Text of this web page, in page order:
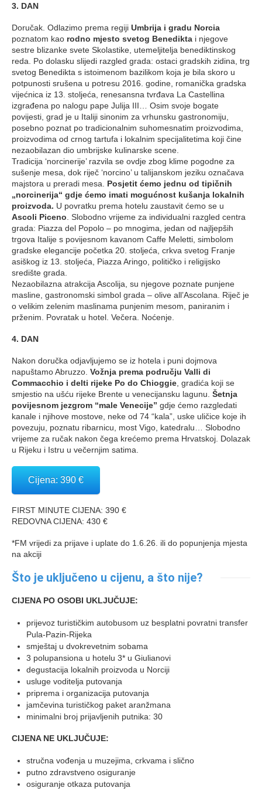
3. DAN
Doručak. Odlazimo prema regiji Umbrija i gradu Norcia
poznatom kao rodno mjesto svetog Benedikta i njegove
sestre blizanke svete Skolastike, utemeljitelja benediktinskog
reda. Po dolasku slijedi razgled grada: ostaci gradskih zidina, trg
svetog Benedikta s istoimenom bazilikom koja je bila skoro u
potpunosti srušena u potresu 2016. godine, romanička gradska
vijećnica iz 13. stoljeća, renesansna tvrđava La Castellina
izgrađena po nalogu pape Julija III… Osim svoje bogate
povijesti, grad je u Italiji sinonim za vrhunsku gastronomiju,
posebno poznat po tradicionalnim suhomesnatim proizvodima,
proizvodima od crnog tartufa i lokalnim specijalitetima koji čine
nezaobilazan dio umbrijske kulinarske scene.
Tradicija ‘norcinerije’ razvila se ovdje zbog klime pogodne za
sušenje mesa, dok riječ ‘norcino’ u talijanskom jeziku označava
majstora u preradi mesa. Posjetit ćemo jednu od tipičnih
„norcinerija“ gdje ćemo imati mogućnost kušanja lokalnih
proizvoda. U povratku prema hotelu zaustavit ćemo se u
Ascoli Piceno. Slobodno vrijeme za individualni razgled centra
grada: Piazza del Popolo – po mnogima, jedan od najljepših
trgova Italije s povijesnom kavanom Caffe Meletti, simbolom
gradske elegancije početka 20. stoljeća, crkva svetog Franje
asiškog iz 13. stoljeća, Piazza Aringo, političko i religijsko
središte grada.
Nezaobilazna atrakcija Ascolija, su njegove poznate punjene
masline, gastronomski simbol grada – olive all’Ascolana. Riječ je
o velikim zelenim maslinama punjenim mesom, paniranim i
prženim. Povratak u hotel. Večera. Noćenje.
4. DAN
Nakon doručka odjavljujemo se iz hotela i puni dojmova
napuštamo Abruzzo. Vožnja prema području Valli di
Commacchio i delti rijeke Po do Chioggie, gradića koji se
smjestio na ušću rijeke Brente u venecijansku lagunu. Šetnja
povijesnom jezgrom “male Venecije” gdje ćemo razgledati
kanale i njihove mostove, neke od 74 “kala”, uske uličice koje ih
povezuju, poznatu ribarnicu, most Vigo, katedralu… Slobodno
vrijeme za ručak nakon čega krećemo prema Hrvatskoj. Dolazak
u Rijeku i Istru u večernjim satima.
Cijena: 390 €
FIRST MINUTE CIJENA: 390 €
REDOVNA CIJENA: 430 €
*FM vrijedi za prijave i uplate do 1.6.26. ili do popunjenja mjesta
na akciji
Što je uključeno u cijenu, a što nije?
CIJENA PO OSOBI UKLJUČUJE:
prijevoz turističkim autobusom uz besplatni povratni transfer
Pula-Pazin-Rijeka
smještaj u dvokrevetnim sobama
3 polupansiona u hotelu 3* u Giulianovi
degustacija lokalnih proizvoda u Norciji
usluge voditelja putovanja
priprema i organizacija putovanja
jamčevina turističkog paket aranžmana
minimalni broj prijavljenih putnika: 30
CIJENA NE UKLJUČUJE:
stručna vođenja u muzejima, crkvama i slično
putno zdravstveno osiguranje
osiguranje otkaza putovanja